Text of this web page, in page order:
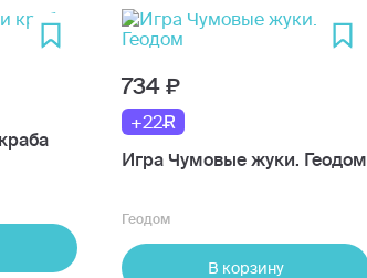
734
+22
Игра Чумовые жуки. Геодом
Геодом
В корзину